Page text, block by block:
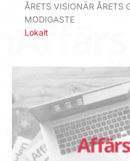
ÅRETS VISIONÄR ÅRETS
MODIGASTE
Lokalt